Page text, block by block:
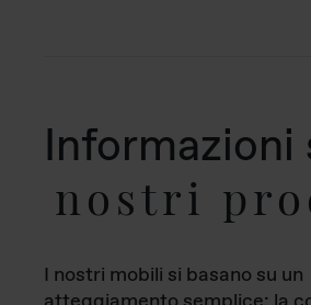
Informazioni
nostri
I nostri mobili si basano su un